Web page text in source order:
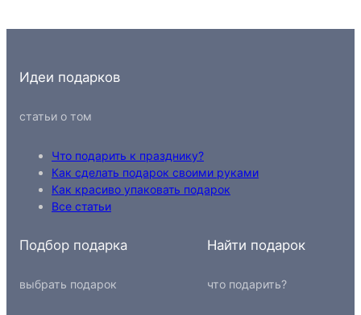
Идеи подарков
статьи о том
Что подарить к празднику?
Как сделать подарок своими руками
Как красиво упаковать подарок
Все статьи
Подбор подарка
выбрать подарок
Найти подарок
что подарить?